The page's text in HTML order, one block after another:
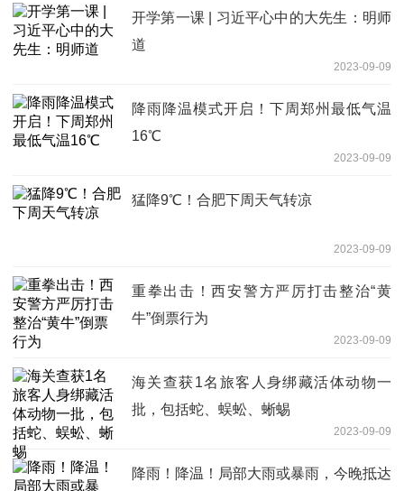
开学第一课 | 习近平心中的大先生：明师
道
2023-09-09
降雨降温模式开启！下周郑州最低气温
16℃
2023-09-09
猛降9℃！合肥下周天气转凉
2023-09-09
重拳出击！西安警方严厉打击整治“黄
牛”倒票行为
2023-09-09
海关查获1名旅客人身绑藏活体动物一
批，包括蛇、蜈蚣、蜥蜴
2023-09-09
降雨！降温！局部大雨或暴雨，今晚抵达